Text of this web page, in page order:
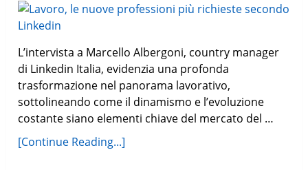
L’intervista a Marcello Albergoni, country manager
di Linkedin Italia, evidenzia una profonda
trasformazione nel panorama lavorativo,
sottolineando come il dinamismo e l’evoluzione
costante siano elementi chiave del mercato del …
[Continue Reading...]